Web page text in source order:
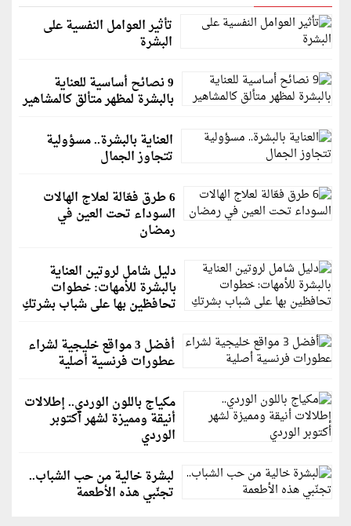
تأثير العوامل النفسية على
البشرة
9 نصائح أساسية للعناية
بالبشرة لمظهر متألق كالمشاهير
العناية بالبشرة.. مسؤولية
تتجاوز الجمال
6 طرق فعّالة لعلاج الهالات
السوداء تحت العين في
رمضان
دليل شامل لروتين العناية
بالبشرة للأمهات: خطوات
تحافظين بها على شباب بشرتكِ
أفضل 3 مواقع خليجية لشراء
عطورات فرنسية أصلية
مكياج باللون الوردي.. إطلالات
أنيقة ومميزة لشهر أكتوبر
الوردي
لبشرة خالية من حب الشباب..
تجنّبي هذه الأطعمة